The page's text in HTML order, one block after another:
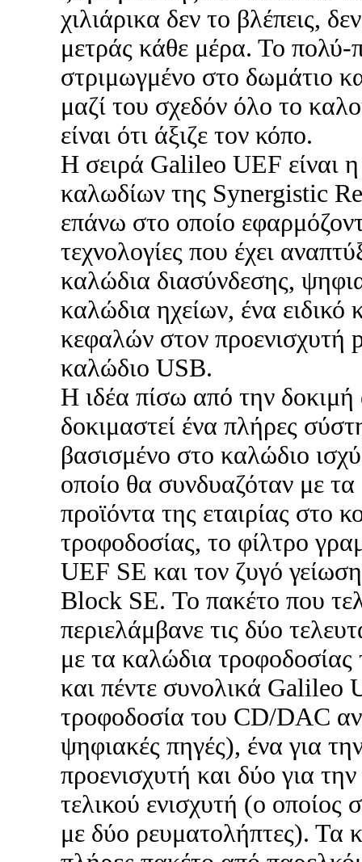
χιλιάρικα δεν το βλέπεις,
μετράς κάθε μέρα. Το πολύ-
στριμωγμένο στο δωμάτιο
μαζί του σχεδόν όλο το
είναι ότι άξιζε τον κόπο.
Η σειρά Galileo UEF είναι
καλωδίων της Synergistic
επάνω στο οποίο
τεχνολογίες που έχει
καλώδια διασύνδεσης,
καλώδια ηχείων, ένα ειδικό
κεφαλών στον προενισχυτή
καλώδιο USB.
Η ιδέα πίσω από την
δοκιμαστεί ένα πλήρες
βασισμένο στο καλώδιο
οποίο θα συνδυαζόταν με
προϊόντα της εταιρίας στο
τροφοδοσίας, το φίλτρο
UEF SE και τον ζυγό
Block SE. Το πακέτο που
περιελάμβανε τις δύο
με τα καλώδια
και πέντε συνολικά Galileo
τροφοδοσία του CD/DAC
ψηφιακές πηγές), ένα για
προενισχυτή και δύο για
τελικού ενισχυτή (ο οποίος
με δύο ρευματολήπτες). Τα